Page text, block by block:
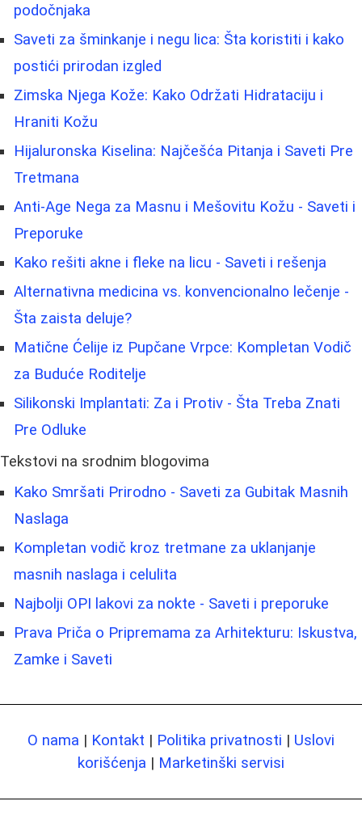
podočnjaka
Saveti za šminkanje i negu lica: Šta koristiti i kako
postići prirodan izgled
Zimska Njega Kože: Kako Održati Hidrataciju i
Hraniti Kožu
Hijaluronska Kiselina: Najčešća Pitanja i Saveti Pre
Tretmana
Anti-Age Nega za Masnu i Mešovitu Kožu - Saveti i
Preporuke
Kako rešiti akne i fleke na licu - Saveti i rešenja
Alternativna medicina vs. konvencionalno lečenje -
Šta zaista deluje?
Matične Ćelije iz Pupčane Vrpce: Kompletan Vodič
za Buduće Roditelje
Silikonski Implantati: Za i Protiv - Šta Treba Znati
Pre Odluke
Tekstovi na srodnim blogovima
Kako Smršati Prirodno - Saveti za Gubitak Masnih
Naslaga
Kompletan vodič kroz tretmane za uklanjanje
masnih naslaga i celulita
Najbolji OPI lakovi za nokte - Saveti i preporuke
Prava Priča o Pripremama za Arhitekturu: Iskustva,
Zamke i Saveti
O nama | Kontakt | Politika privatnosti | Uslovi
korišćenja | Marketinški servisi